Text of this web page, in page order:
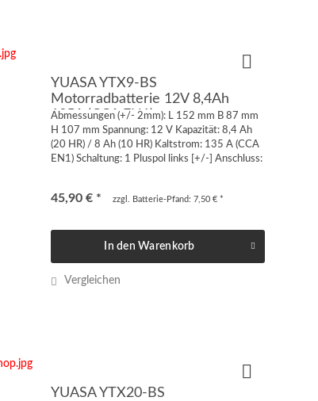
YUASA YTX9-BS
Motorradbatterie 12V 8,4Ah
135A (CCA EN1)
Abmessungen (+/- 2mm): L 152 mm B 87 mm
H 107 mm Spannung: 12 V Kapazität: 8,4 Ah
(20 HR) / 8 Ah (10 HR) Kaltstrom: 135 A (CCA
EN1) Schaltung: 1 Pluspol links [+/-] Anschluss:
45,90 € * zzgl. Batterie-Pfand: 7,50 € *
In den Warenkorb
Vergleichen
YUASA YTX20-BS